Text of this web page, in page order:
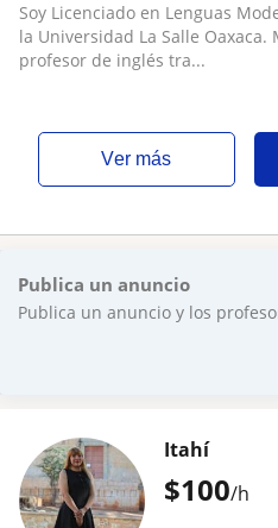
Soy Licenciado en Lenguas
la Universidad La Salle
profesor de inglés tra...
ver más
Publica un anuncio
Publica un anuncio y los
$100/h
Itahí